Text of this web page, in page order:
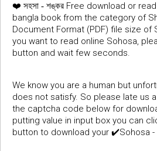
❤️ সহসা - শঙ্কর Free download or
bangla book from the category of
Document Format (PDF) file size of
you want to read online Sohosa,
button and wait few seconds.
We know you are a human but
does not satisfy. So please late us
the captcha code below for
putting value in input box you can
button to download your ✔️Sohosa -